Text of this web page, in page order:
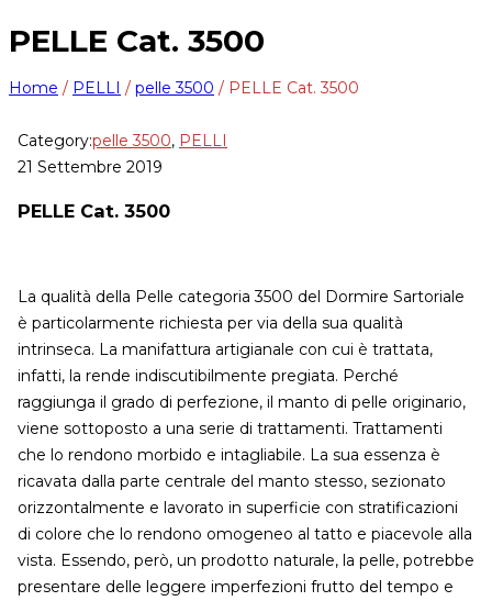
PELLE Cat. 3500
Home / PELLI / pelle 3500 / PELLE Cat. 3500
Category:pelle 3500, PELLI
21 Settembre 2019
PELLE Cat. 3500
La qualità della Pelle categoria 3500 del Dormire Sartoriale
è particolarmente richiesta per via della sua qualità
intrinseca. La manifattura artigianale con cui è trattata,
infatti, la rende indiscutibilmente pregiata. Perché
raggiunga il grado di perfezione, il manto di pelle originario,
viene sottoposto a una serie di trattamenti. Trattamenti
che lo rendono morbido e intagliabile. La sua essenza è
ricavata dalla parte centrale del manto stesso, sezionato
orizzontalmente e lavorato in superficie con stratificazioni
di colore che lo rendono omogeneo al tatto e piacevole alla
vista. Essendo, però, un prodotto naturale, la pelle, potrebbe
presentare delle leggere imperfezioni frutto del tempo e